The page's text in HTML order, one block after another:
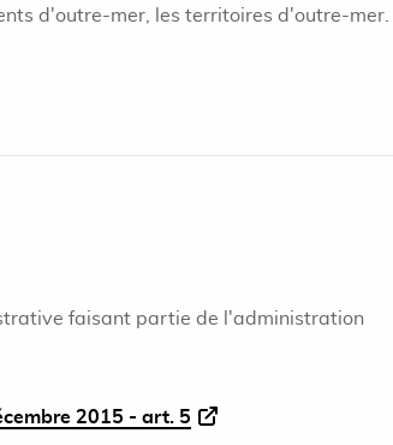
d'outre-mer, les territoires d'outre-mer.
faisant partie de l'administration
2015 - art. 5